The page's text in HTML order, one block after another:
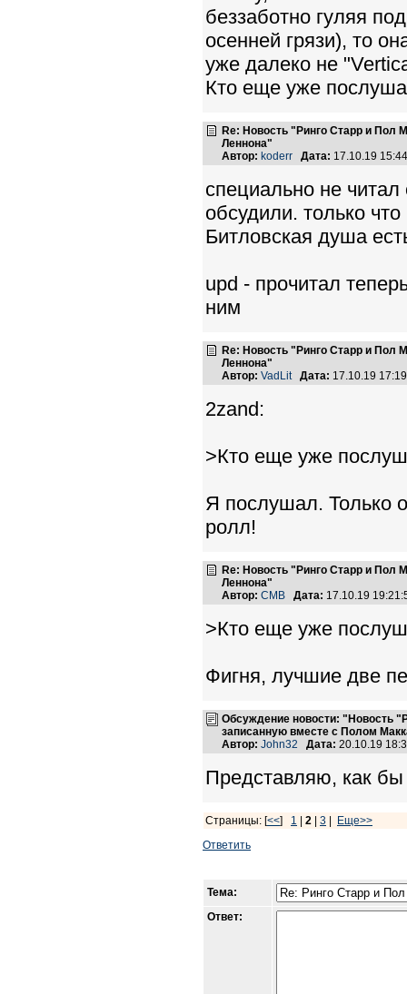
беззаботно гуляя
осенней грязи), то
уже далеко не
Кто еще уже
Re: Новость "Ринго Старр и Пол
Леннона"
Автор: koderr Дата: 17.10.19
специально не читал
обсудили. только
Битловская душа
upd - прочитал
ним
Re: Новость "Ринго Старр и Пол
Леннона"
Автор: VadLit Дата: 17.10.19
2zand:
>Кто еще уже
Я послушал. Только
ролл!
Re: Новость "Ринго Старр и Пол
Леннона"
Автор: CMB Дата: 17.10.19
>Кто еще уже
Фигня, лучшие две
Обсуждение новости: "Новость
записанную вместе с Полом
Автор: John32 Дата: 20.10.19
Представляю, как
Страницы: [<<] 1 2 3
Еще>>
Ответить
Тема:
Ответ: